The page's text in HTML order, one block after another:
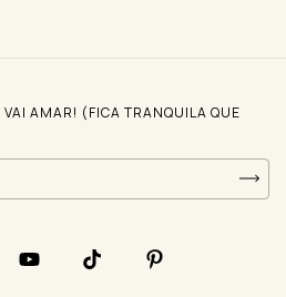
VAI AMAR! (FICA TRANQUILA QUE